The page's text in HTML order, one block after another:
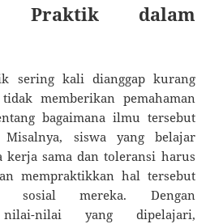
Praktik dalam
sering kali dianggap kurang
memberikan pemahaman
bagaimana ilmu tersebut
Misalnya, siswa yang belajar
kerja sama dan toleransi harus
mempraktikkan hal tersebut
sosial mereka. Dengan
nilai-nilai yang dipelajari,